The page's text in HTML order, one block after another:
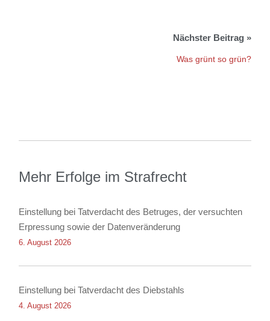
Was grünt so grün?
Mehr Erfolge im Strafrecht
Einstellung bei Tatverdacht des Betruges, der versuchten
Erpressung sowie der Datenveränderung
6. August 2026
Einstellung bei Tatverdacht des Diebstahls
4. August 2026